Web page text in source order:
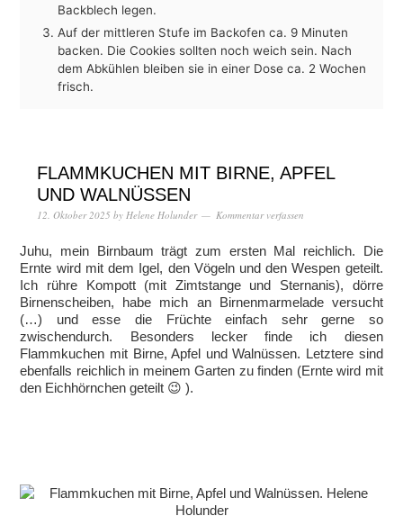
Backblech legen.
Auf der mittleren Stufe im Backofen ca. 9 Minuten
backen. Die Cookies sollten noch weich sein. Nach
dem Abkühlen bleiben sie in einer Dose ca. 2 Wochen
frisch.
FLAMMKUCHEN MIT BIRNE, APFEL
UND WALNÜSSEN
12. Oktober 2025 by Helene Holunder Kommentar verfassen
Juhu, mein Birnbaum trägt zum ersten Mal reichlich. Die
Ernte wird mit dem Igel, den Vögeln und den Wespen geteilt.
Ich rühre Kompott (mit Zimtstange und Sternanis), dörre
Birnenscheiben, habe mich an Birnenmarmelade versucht
(…) und esse die Früchte einfach sehr gerne so
zwischendurch. Besonders lecker finde ich diesen
Flammkuchen mit Birne, Apfel und Walnüssen. Letztere sind
ebenfalls reichlich in meinem Garten zu finden (Ernte wird mit
den Eichhörnchen geteilt 😉 ).